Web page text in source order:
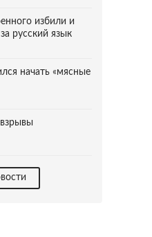
избили и
русский язык
начать «мясные